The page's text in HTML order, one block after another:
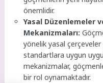
önemlidir.
Yasal Düzenlemeler
Mekanizmaları:
yönelik yasal
standartlara uygun
mekanizmalar,
bir rol oynamaktadır.